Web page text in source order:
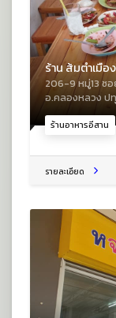
ร้านอาหารอีสาน
ร้าน ส้มตำเมือ
206-9 หมู่13 ซ
อ.คลองหลวง ป
รายละเอียด